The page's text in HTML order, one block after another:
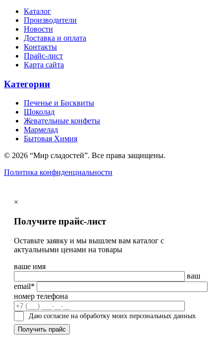
Каталог
Производители
Новости
Доставка и оплата
Контакты
Прайс-лист
Карта сайта
Категории
Печенье и Бисквиты
Шоколад
Жевательные конфеты
Мармелад
Бытовая Химия
© 2026 “Мир сладостей”. Все права защищены.
Политика конфиденциальности
×
Получите прайс-лист
Оставьте заявку и мы вышлем вам каталог с
актуальными ценами на товары
ваше имя
ваш
email*
номер телефона
Даю согласие на обработку моих персональных данных